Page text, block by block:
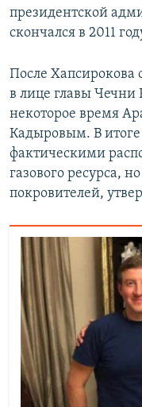
президентской
скончался в 2011
После Хапсирокова
в лице главы Чечни
некоторое время
Кадыровым. В итоге
фактическими
газового ресурса,
покровителей,